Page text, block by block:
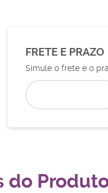
FRETE E PRAZO
Simule o frete e o
do